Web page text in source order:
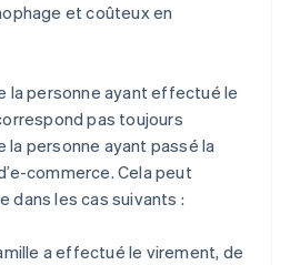
et coûteux en
la personne ayant effectué le
pas toujours
la personne ayant passé la
commerce. Cela peut
dans les cas suivants :
a effectué le virement, de